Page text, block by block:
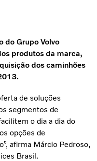
do Grupo Volvo
produtos da marca,
dos caminhões
de soluções
segmentos de
o dia a dia do
opções de
afirma Márcio Pedroso,
Brasil.